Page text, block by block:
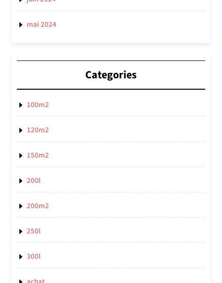
mai 2024
Categories
100m2
120m2
150m2
200l
200m2
250l
300l